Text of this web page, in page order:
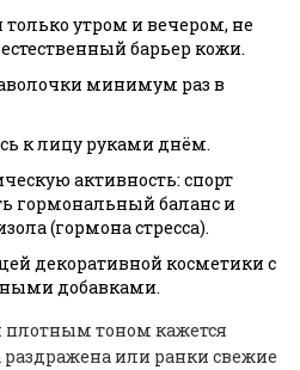
утром и вечером, не
барьер кожи.
минимум раз в
к лицу руками днём.
активность: спорт
гормональный баланс и
(гормона стресса).
декоративной косметики с
добавками.
тоном кажется
или ранки свежие